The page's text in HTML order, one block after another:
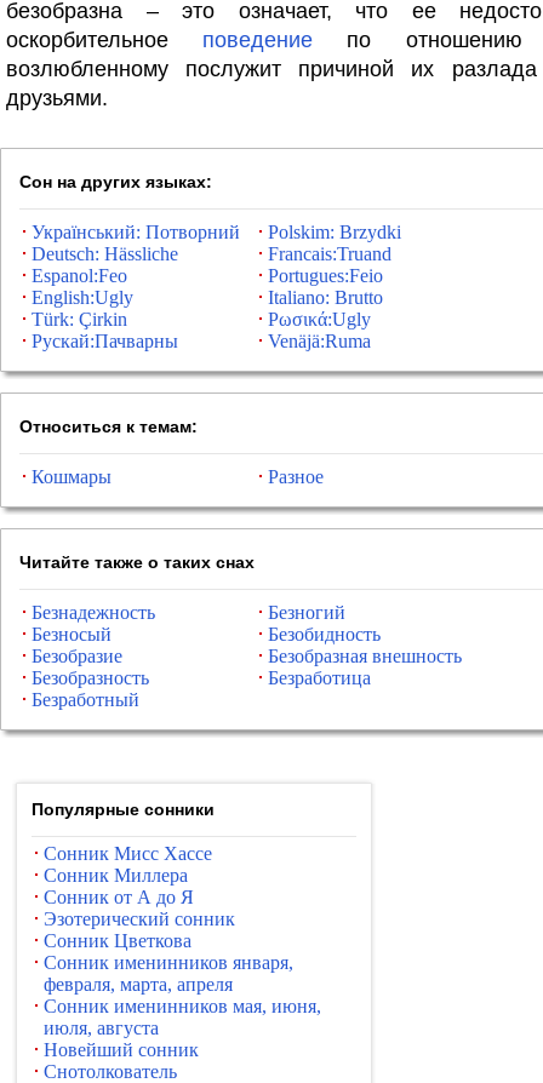
безобразна – это означает, что ее
оскорбительное поведение по отношению
возлюбленному послужит причиной их
друзьями.
Сон на других языках:
Український: Потворний
Polskim: Brzydki
Deutsch: Hässliche
Francais:Truand
Espanol:Feo
Portugues:Feio
English:Ugly
Italiano: Brutto
Türk: Çirkin
Ρωσικά:Ugly
Рускай:Пачварны
Venäjä:Ruma
Относиться к темам:
Кошмары Разное
Читайте также о таких снах
Безнадежность
Безногий
Безносый
Безобидность
Безобразие
Безобразная внешность
Безобразность
Безработица
Безработный
Популярные сонники
Сонник Мисс Хассе
Сонник Миллера
Сонник от А до Я
Эзотерический сонник
Сонник Цветкова
Сонник именинников января,
февраля, марта, апреля
Сонник именинников мая, июня,
июля, августа
Новейший сонник
Снотолкователь